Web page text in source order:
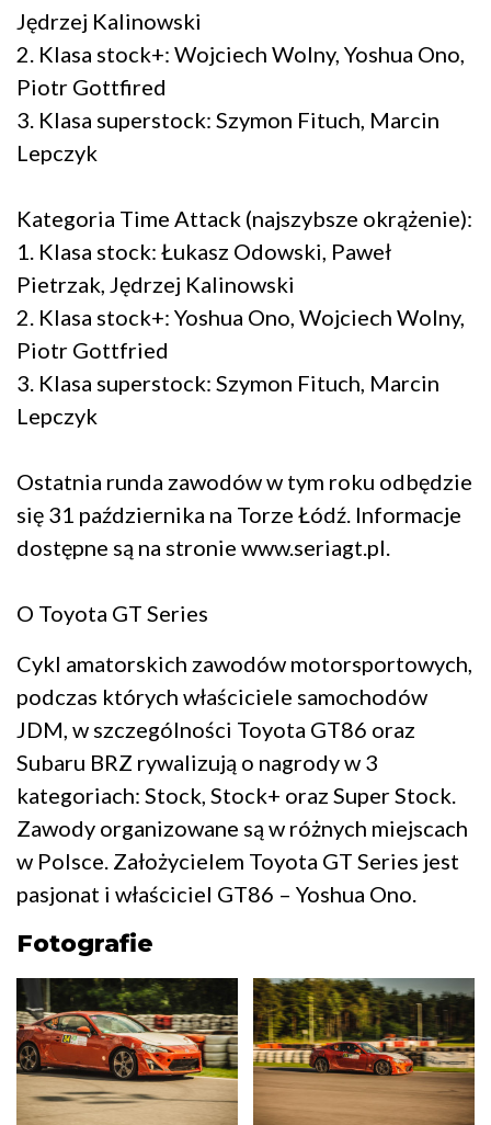
Jędrzej Kalinowski
2. Klasa stock+: Wojciech Wolny, Yoshua Ono,
Piotr Gottfired
3. Klasa superstock: Szymon Fituch, Marcin
Lepczyk
Kategoria Time Attack (najszybsze okrążenie):
1. Klasa stock: Łukasz Odowski, Paweł
Pietrzak, Jędrzej Kalinowski
2. Klasa stock+: Yoshua Ono, Wojciech Wolny,
Piotr Gottfried
3. Klasa superstock: Szymon Fituch, Marcin
Lepczyk
Ostatnia runda zawodów w tym roku odbędzie
się 31 października na Torze Łódź. Informacje
dostępne są na stronie www.seriagt.pl.
O Toyota GT Series
Cykl amatorskich zawodów motorsportowych,
podczas których właściciele samochodów
JDM, w szczególności Toyota GT86 oraz
Subaru BRZ rywalizują o nagrody w 3
kategoriach: Stock, Stock+ oraz Super Stock.
Zawody organizowane są w różnych miejscach
w Polsce. Założycielem Toyota GT Series jest
pasjonat i właściciel GT86 – Yoshua Ono.
Fotografie